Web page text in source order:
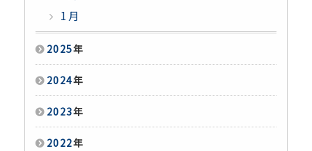
1月
2025年
2024年
2023年
2022年